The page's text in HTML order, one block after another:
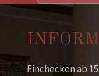
Einchecken ab